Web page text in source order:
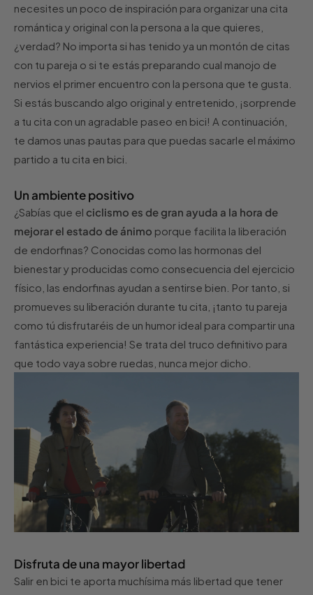
necesites un poco de inspiración para organizar una cita
romántica y original con la persona a la que quieres,
¿verdad? No importa si has tenido ya un montón de citas
con tu pareja o si te estás preparando cual manojo de
nervios el primer encuentro con la persona que te gusta.
Si estás buscando algo original y entretenido, ¡sorprende
a tu cita con un agradable paseo en bici! A continuación,
te damos unas pautas para que puedas sacarle el máximo
partido a tu cita en bici.
Un ambiente positivo
¿Sabías que el ciclismo es de gran ayuda a la hora de
mejorar el estado de ánimo porque facilita la liberación
de endorfinas? Conocidas como las hormonas del
bienestar y producidas como consecuencia del ejercicio
físico, las endorfinas ayudan a sentirse bien. Por tanto, si
promueves su liberación durante tu cita, ¡tanto tu pareja
como tú disfrutaréis de un humor ideal para compartir una
fantástica experiencia! Se trata del truco definitivo para
que todo vaya sobre ruedas, nunca mejor dicho.
Disfruta de una mayor libertad
Salir en bici te aporta muchísima más libertad que tener